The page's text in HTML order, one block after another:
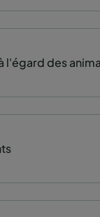
l'égard des